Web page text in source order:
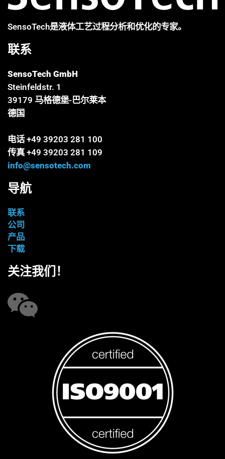
SensoTech是液体工艺过程分析和优化的专家。
联系
SensoTech GmbH
Steinfeldstr. 1
39179 马格德堡-巴尔莱本
德国
电话 +49 39203 281 100
传真 +49 39203 281 109
info@sensotech.com
导航
联系
公司
产品
下载
关注我们！